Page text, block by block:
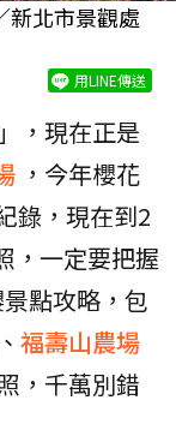
新北市景觀處
用LINE傳送
，現在正是
，今年櫻花
錄，現在到2
，一定要把握
點攻略，包
福壽山農場
，千萬別錯